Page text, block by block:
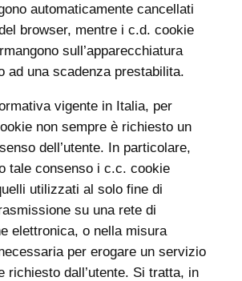
automaticamente cancellati
browser, mentre i c.d. cookie
sull’apparecchiatura
ad una scadenza prestabilita.
vigente in Italia, per
non sempre è richiesto un
dell’utente. In particolare,
tale consenso i c.c. cookie
utilizzati al solo fine di
su una rete di
elettronica, o nella misura
per erogare un servizio
richiesto dall’utente. Si tratta, in